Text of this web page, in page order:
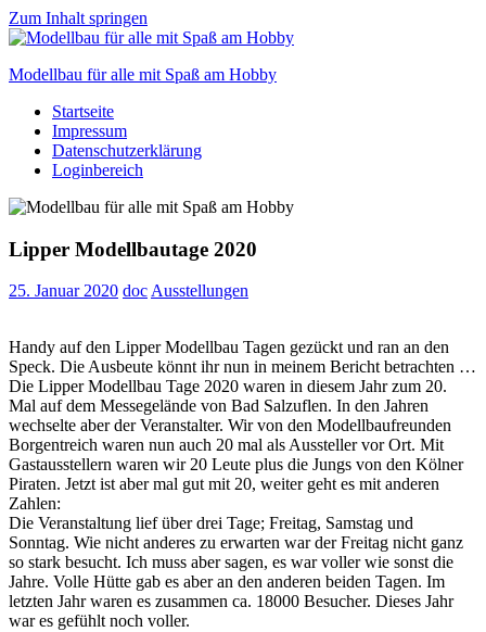
Zum Inhalt springen
Modellbau für alle mit Spaß am Hobby
Scale
modelling
to
Startseite
Impressum
Datenschutzerklärung
Loginbereich
Lipper Modellbautage 2020
25. Januar 2020 docAusstellungen
Handy auf den Lipper Modellbau Tagen gezückt und ran an den
Speck. Die Ausbeute könnt ihr nun in meinem Bericht betrachten …
Die Lipper Modellbau Tage 2020 waren in diesem Jahr zum 20.
Mal auf dem Messegelände von Bad Salzuflen. In den Jahren
wechselte aber der Veranstalter. Wir von den Modellbaufreunden
Borgentreich waren nun auch 20 mal als Aussteller vor Ort. Mit
Gastausstellern waren wir 20 Leute plus die Jungs von den Kölner
Piraten. Jetzt ist aber mal gut mit 20, weiter geht es mit anderen
Zahlen:
Die Veranstaltung lief über drei Tage; Freitag, Samstag und
Sonntag. Wie nicht anderes zu erwarten war der Freitag nicht ganz
so stark besucht. Ich muss aber sagen, es war voller wie sonst die
Jahre. Volle Hütte gab es aber an den anderen beiden Tagen. Im
letzten Jahr waren es zusammen ca. 18000 Besucher. Dieses Jahr
war es gefühlt noch voller.